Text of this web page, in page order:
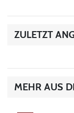
ZULETZT
MEHR AUS